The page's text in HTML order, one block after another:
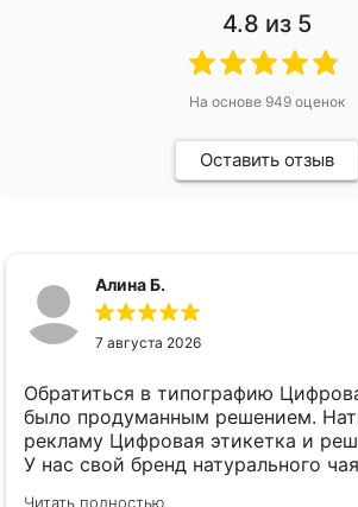
4.8 из 5
На основе 949оценок
Оставить отзыв
Алина Б.
7 августа 2026
Обратиться в типографию
было продуманным решением.
рекламу Цифровая этикетка и
У нас свой бренд натурального
Читать полностью